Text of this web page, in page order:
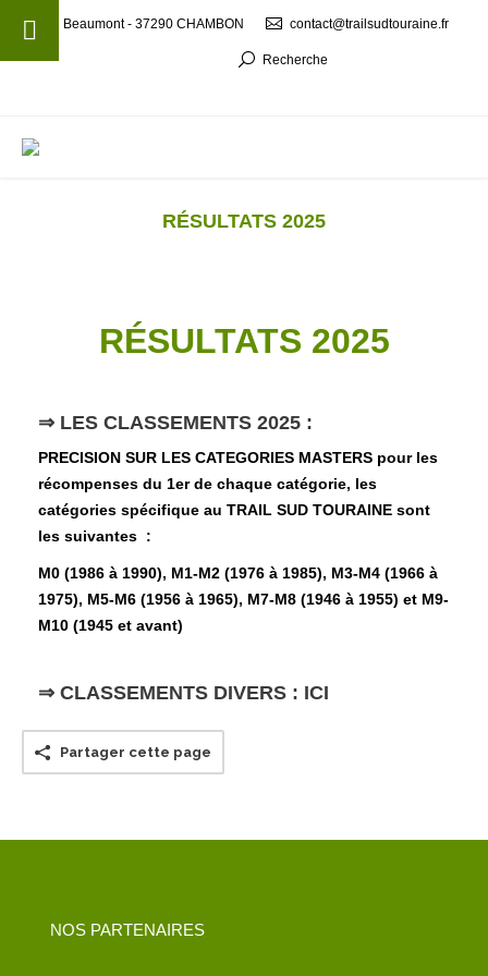
Beaumont - 37290 CHAMBON contact@trailsudtouraine.fr
Recherche
RÉSULTATS 2025
RÉSULTATS 2025
⇒ LES CLASSEMENTS 2025 :
PRECISION SUR LES CATEGORIES MASTERS pour les
récompenses du 1er de chaque catégorie, les
catégories spécifique au TRAIL SUD TOURAINE sont
les suivantes :
M0 (1986 à 1990), M1-M2 (1976 à 1985), M3-M4 (1966 à
1975), M5-M6 (1956 à 1965), M7-M8 (1946 à 1955) et M9-
M10 (1945 et avant)
⇒ CLASSEMENTS DIVERS : ICI
Partager cette page
NOS PARTENAIRES